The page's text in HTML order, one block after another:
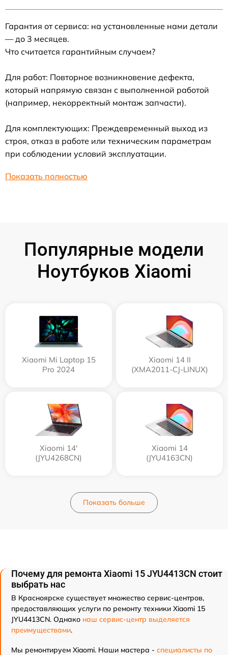
Гарантия от сервиса: на установленные нами детали
— до 3 месяцев.
Что считается гарантийным случаем?
Для работ: Повторное возникновение дефекта,
который напрямую связан с выполненной работой
(например, некорректный монтаж запчасти).
Для комплектующих: Преждевременный выход из
строя, отказ в работе или техническим параметрам
при соблюдении условий эксплуатации.
Показать полностью
Популярные модели
Ноутбуков Xiaomi
Xiaomi Mi Laptop 15
Pro 2024
Xiaomi 14 II
(XMA2011-CJ-LINUX)
Xiaomi 14'
(JYU4268CN)
Xiaomi 14
(JYU4163CN)
Показать больше
Почему для ремонта Xiaomi 15 JYU4413CN стоит
выбрать нас
В Красноярске существует множество сервис-центров,
предоставляющих услуги по ремонту техники Xiaomi 15
JYU4413CN. Однако наш сервис-центр выделяется
преимуществами.
Мы ремонтируем Xiaomi. Наши мастера - специалисты по